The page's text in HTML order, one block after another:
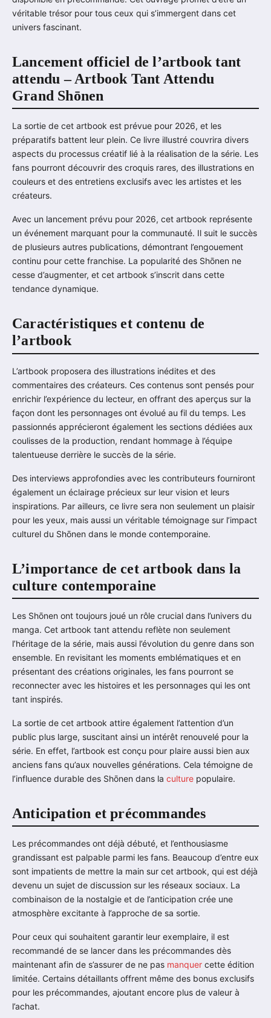
véritable trésor pour tous ceux qui s’immergent dans cet
univers fascinant.
Lancement officiel de l’artbook tant
attendu – Artbook Tant Attendu
Grand Shōnen
La sortie de cet artbook est prévue pour 2026, et les
préparatifs battent leur plein. Ce livre illustré couvrira divers
aspects du processus créatif lié à la réalisation de la série. Les
fans pourront découvrir des croquis rares, des illustrations en
couleurs et des entretiens exclusifs avec les artistes et les
créateurs.
Avec un lancement prévu pour 2026, cet artbook représente
un événement marquant pour la communauté. Il suit le succès
de plusieurs autres publications, démontrant l’engouement
continu pour cette franchise. La popularité des Shōnen ne
cesse d’augmenter, et cet artbook s’inscrit dans cette
tendance dynamique.
Caractéristiques et contenu de
l’artbook
L’artbook proposera des illustrations inédites et des
commentaires des créateurs. Ces contenus sont pensés pour
enrichir l’expérience du lecteur, en offrant des aperçus sur la
façon dont les personnages ont évolué au fil du temps. Les
passionnés apprécieront également les sections dédiées aux
coulisses de la production, rendant hommage à l’équipe
talentueuse derrière le succès de la série.
Des interviews approfondies avec les contributeurs fourniront
également un éclairage précieux sur leur vision et leurs
inspirations. Par ailleurs, ce livre sera non seulement un plaisir
pour les yeux, mais aussi un véritable témoignage sur l’impact
culturel du Shōnen dans le monde contemporaine.
L’importance de cet artbook dans la
culture contemporaine
Les Shōnen ont toujours joué un rôle crucial dans l’univers du
manga. Cet artbook tant attendu reflète non seulement
l’héritage de la série, mais aussi l’évolution du genre dans son
ensemble. En revisitant les moments emblématiques et en
présentant des créations originales, les fans pourront se
reconnecter avec les histoires et les personnages qui les ont
tant inspirés.
La sortie de cet artbook attire également l’attention d’un
public plus large, suscitant ainsi un intérêt renouvelé pour la
série. En effet, l’artbook est conçu pour plaire aussi bien aux
anciens fans qu’aux nouvelles générations. Cela témoigne de
l’influence durable des Shōnen dans la culture populaire.
Anticipation et précommandes
Les précommandes ont déjà débuté, et l’enthousiasme
grandissant est palpable parmi les fans. Beaucoup d’entre eux
sont impatients de mettre la main sur cet artbook, qui est déjà
devenu un sujet de discussion sur les réseaux sociaux. La
combinaison de la nostalgie et de l’anticipation crée une
atmosphère excitante à l’approche de sa sortie.
Pour ceux qui souhaitent garantir leur exemplaire, il est
recommandé de se lancer dans les précommandes dès
maintenant afin de s’assurer de ne pas manquer cette édition
limitée. Certains détaillants offrent même des bonus exclusifs
pour les précommandes, ajoutant encore plus de valeur à
l’achat.